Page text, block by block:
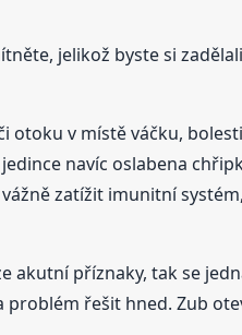
jelikož byste si
v místě váčku,
navíc oslabena
zatížit imunitní
příznaky, tak se
řešit hned. Zub